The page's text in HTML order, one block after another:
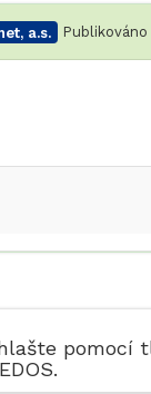
a.s. Publikováno